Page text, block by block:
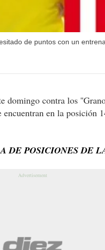
de puntos con un
domingo contra los
en la posición
DE POSICIONES DE